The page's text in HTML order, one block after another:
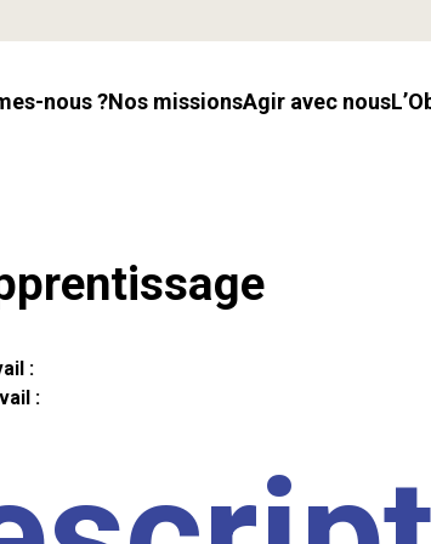
nous ? Nos missions Agir avec nous
:
: